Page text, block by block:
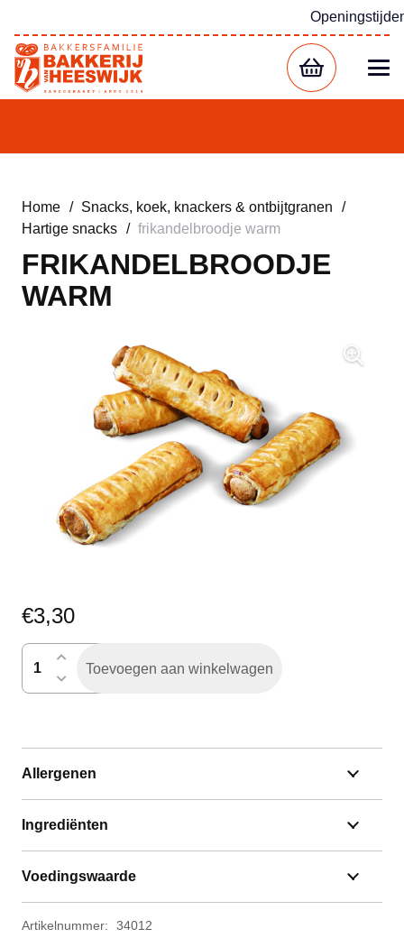
Home / Snacks, koek, knackers & ontbijtgranen
/
Hartige snacks / frikandelbroodje warm
FRIKANDELBROODJE
WARM
€3,30
frikandelbroodje
Toevoegen aan winkelwagen
Allergenen
Ingrediënten
Voedingswaarde
Artikelnummer: 34012